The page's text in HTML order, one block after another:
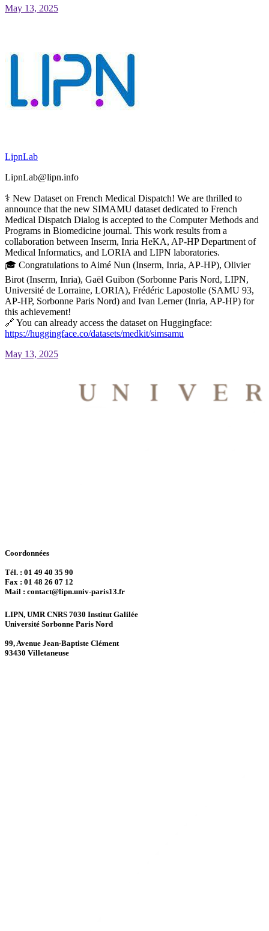
May 13, 2025
LipnLab
LipnLab@lipn.info
⚕️ New Dataset on French Medical Dispatch! We are thrilled to
announce that the new SIMAMU dataset dedicated to French
Medical Dispatch Dialog is accepted to the Computer Methods and
Programs in Biomedicine journal. This work results from a
collaboration between Inserm, Inria HeKA, AP-HP Department of
Medical Informatics, and LORIA and LIPN laboratories.
🎓 Congratulations to Aimé Nun (Inserm, Inria, AP-HP), Olivier
Birot (Inserm, Inria), Gaël Guibon (Sorbonne Paris Nord, LIPN,
Université de Lorraine, LORIA), Frédéric Lapostolle (SAMU 93,
AP-HP, Sorbonne Paris Nord) and Ivan Lerner (Inria, AP-HP) for
this achievement!
🔗 You can already access the dataset on Huggingface:
https://huggingface.co/datasets/medkit/simsamu
May 13, 2025
Coordonnées
Tél. : 01 49 40 35 90
Fax : 01 48 26 07 12
Mail : contact@lipn.univ-paris13.fr
LIPN, UMR CNRS 7030 Institut Galilée
Université Sorbonne Paris Nord
99, Avenue Jean-Baptiste Clément
93430 Villetaneuse